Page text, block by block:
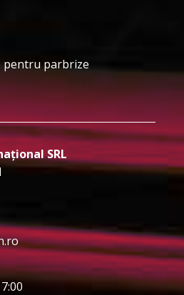
parbrize
SRL